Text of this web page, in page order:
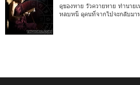
ดูของหาย วัวควายหาย ทำนาย
หลบหนี ดูคนที่จากไปจะกลับมา